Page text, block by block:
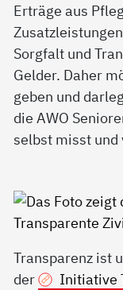
Erträge aus
Sorgfalt und
Gelder. Daher
geben und
die AWO
selbst misst und
Transparenz ist
der
Initiative